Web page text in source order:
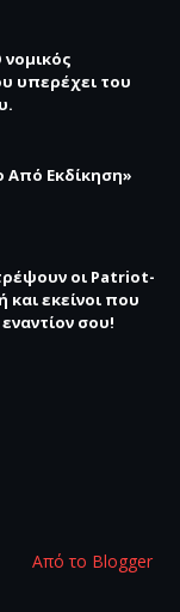
υπερέχει του
Από Εκδίκηση»
οι Patriot-
και εκείνοι που
σου!
Από το Blogger